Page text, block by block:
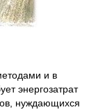
и в
энергозатрат
нуждающихся